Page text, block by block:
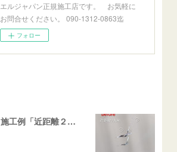
エルジャパン正規施工店です。 お気軽に
お問合せください。 090-1312-0863迄
フォロー
飛び石ひび割れ 施工例「近距離２箇所・パーシャル系+ストレート系」CX-8